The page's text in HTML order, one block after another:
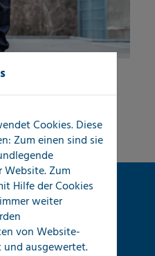
Cookies. Diese
Zum einen sind sie
Zum
Hilfe der Cookies
weiter
von Website-
und ausgewertet.